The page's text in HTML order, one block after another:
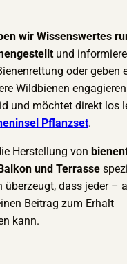
wir Wissenswertes
und
oder geben
Wildbienen
und möchtet direkt los
Pflanzset.
Herstellung von
und Terrasse
überzeugt, dass jeder –
Beitrag zum Erhalt
kann.